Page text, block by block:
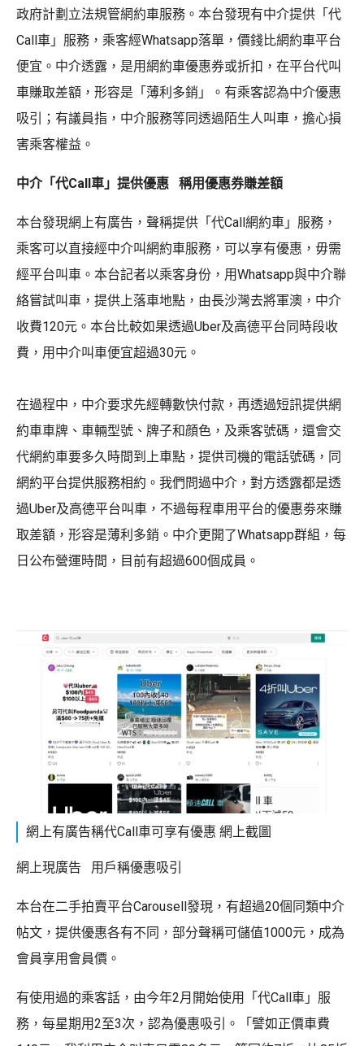
政府計劃立法規管網約車服務。本台發現有中介提供「代
Call車」服務，乘客經Whatsapp落單，價錢比網約車平台
便宜。中介透露，是用網約車優惠券或折扣，在平台代叫
車賺取差額，形容是「薄利多銷」。有乘客認為中介優惠
吸引；有議員指，中介服務等同透過陌生人叫車，擔心損
害乘客權益。
中介「代Call車」提供優惠 稱用優惠券賺差額
本台發現網上有廣告，聲稱提供「代Call網約車」服務，
乘客可以直接經中介叫網約車服務，可以享有優惠，毋需
經平台叫車。本台記者以乘客身份，用Whatsapp與中介聯
絡嘗試叫車，提供上落車地點，由長沙灣去將軍澳，中介
收費120元。本台比較如果透過Uber及高德平台同時段收
費，用中介叫車便宜超過30元。
在過程中，中介要求先經轉數快付款，再透過短訊提供網
約車車牌、車輛型號、牌子和顔色，及乘客號碼，還會交
代網約車要多久時間到上車點，提供司機的電話號碼，同
網約平台提供服務相約。我們問過中介，對方透露都是透
過Uber及高德平台叫車，不過每程車用平台的優惠劵來賺
取差額，形容是薄利多銷。中介更開了Whatsapp群組，每
日公布營運時間，目前有超過600個成員。
網上有廣告稱代Call車可享有優惠 網上截圖
網上現廣告 用戶稱優惠吸引
本台在二手拍賣平台Carousell發現，有超過20個同類中介
帖文，提供優惠各有不同，部分聲稱可儲值1000元，成為
會員享用會員價。
有使用過的乘客話，由今年2月開始使用「代Call車」服
務，每星期用2至3次，認為優惠吸引。「譬如正價車費